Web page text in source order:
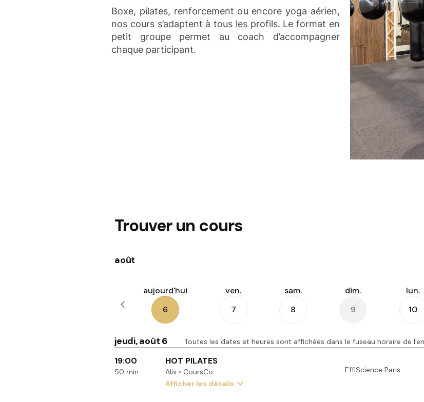
Boxe, pilates, renforcement ou encore yoga aérien,
nos cours s’adaptent à tous les profils. Le format en
petit groupe permet au coach d’accompagner
chaque participant.